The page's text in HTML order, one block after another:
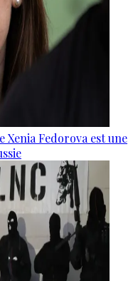
Fedorova est une